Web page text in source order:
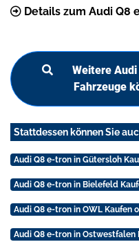
Details zum Audi Q8
Weitere
Fahrzeuge
Stattdessen können Sie
Audi Q8 e-tron in Gütersloh
Audi Q8 e-tron in Bielefeld
Audi Q8 e-tron in OWL Kaufen
Audi Q8 e-tron in Ostwestfalen